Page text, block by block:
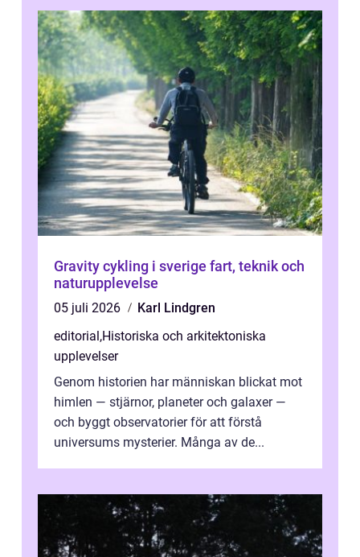
Gravity cykling i sverige fart, teknik och
naturupplevelse
05 juli 2026
Karl Lindgren
editorial,Historiska och arkitektoniska
upplevelser
Genom historien har människan blickat mot
himlen — stjärnor, planeter och galaxer —
och byggt observatorier för att förstå
universums mysterier. Många av de...